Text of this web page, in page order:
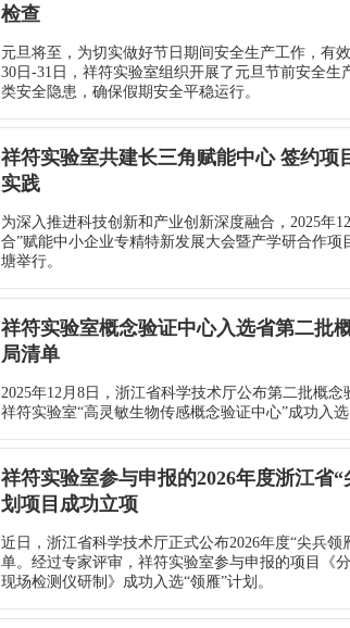
检查
元旦将至，为切实做好节日期间安全生产工作，有
30日-31日，祥符实验室组织开展了元旦节前安全生
类安全隐患，确保假期安全平稳运行。
祥符实验室共建长三角赋能中心 签约项
实践
为深入推进科技创新和产业创新深度融合，2025年
合”赋能中小企业专精特新发展大会暨产学研合作项
塘举行。
祥符实验室概念验证中心入选省第二批
局清单
2025年12月8日，浙江省科学技术厅公布第二批概念
祥符实验室“高灵敏生物传感概念验证中心”成功入选
祥符实验室参与申报的2026年度浙江省
划项目成功立项
近日，浙江省科学技术厅正式公布2026年度“尖兵领
单。经过专家评审，祥符实验室参与申报的项目《
现场检测仪研制》成功入选“领雁”计划。